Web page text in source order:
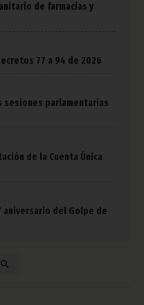
de farmacias y
77 a 94 de 2026
sesiones parlamentarias
de la Cuenta Única
del Golpe de